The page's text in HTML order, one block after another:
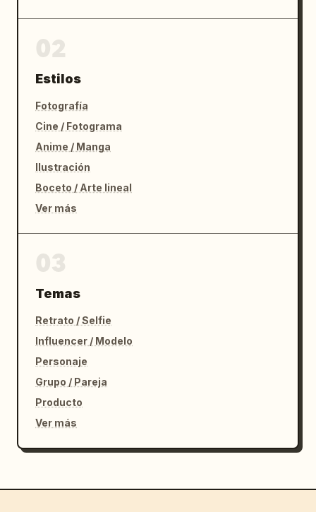
Estilos
Fotografía
Cine / Fotograma
Anime / Manga
Ilustración
Boceto / Arte lineal
Ver más
Temas
Retrato / Selfie
Influencer / Modelo
Personaje
Grupo / Pareja
Producto
Ver más